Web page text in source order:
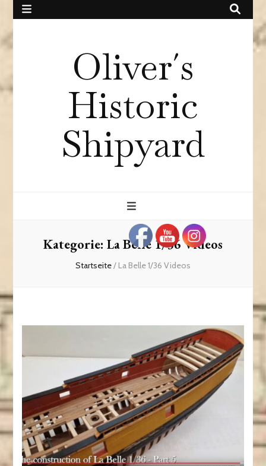
Oliver´s
Historic
Shipyard
Kategorie: La Belle 1/36 Videos
Startseite/ La Belle 1/36 Videos